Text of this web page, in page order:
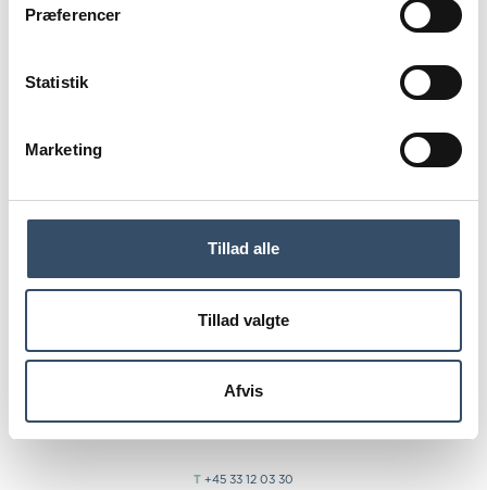
Præferencer
Statistik
Marketing
Tillad alle
Tillad valgte
Afvis
netværksmøde.
logget ind for
LOG IND
T +45 33 12 03 30